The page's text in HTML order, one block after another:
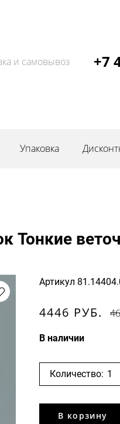
и самовывоз +7
Упаковка
Тонкие
Артикул
4446 РУБ.
В наличии
Количество:
В корзину